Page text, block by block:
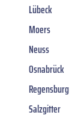
Lübeck
Moers
Neuss
Osnabrück
Regensburg
Salzgitter